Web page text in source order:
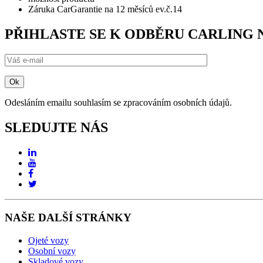
Záruka CarGarantie na 12 měsíců ev.č.14
PŘIHLASTE SE K ODBĚRU CARLING
Odesláním emailu souhlasím se zpracováním osobních údajů.
SLEDUJTE NÁS
NAŠE DALŠÍ STRÁNKY
Ojeté vozy
Osobní vozy